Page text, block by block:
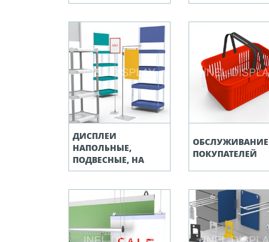
ДИСПЛЕИ
НАПОЛЬНЫЕ,
ПОДВЕСНЫЕ, НА
ПОЛКУ
ОБСЛУЖИВАНИЕ
ПОКУПАТЕЛЕЙ